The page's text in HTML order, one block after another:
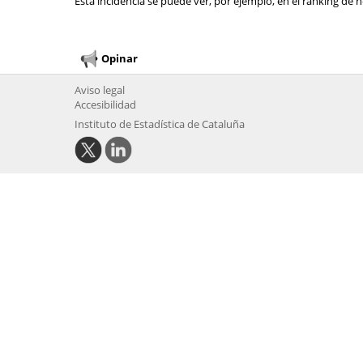
Opinar
Aviso legal
Accesibilidad
Instituto de Estadística de Cataluña